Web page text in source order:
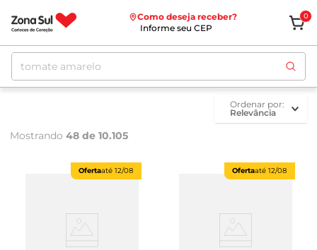
Como deseja receber?
Informe seu CEP
0
Pesquise aqui
ordenar por
Relevância
Mostrando 48 de 10.105
Ofertaaté 12/08 Ofertaaté 12/08